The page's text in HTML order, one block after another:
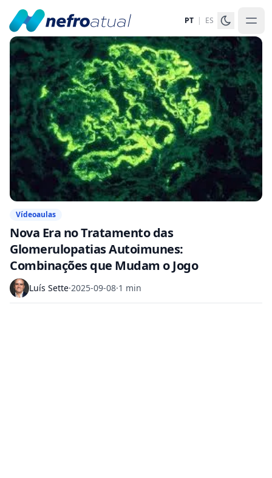
PT | ES
Vídeoaulas
Nova Era no Tratamento das
Glomerulopatias Autoimunes:
Combinações que Mudam o Jogo
Luís Sette·2025-09-08·1 min